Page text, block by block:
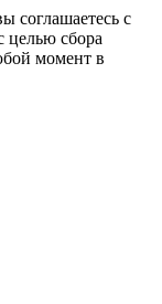
соглашаетесь с
целью сбора
момент в